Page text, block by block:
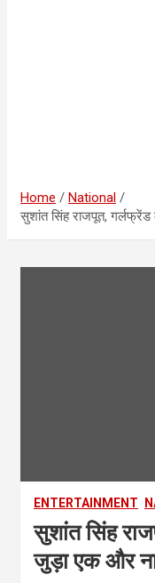
Home
National
सुशांत सिंह राजपूत,
ENTERTAINMENT
सुशांत सिंह
जुड़ा एक और